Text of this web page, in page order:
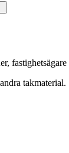
takmaterial.